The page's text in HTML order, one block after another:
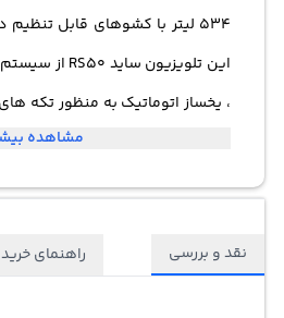
534 لیتر با کشوهای قابل
، یخساز اتوماتیک به منظور تکه
چند گانه و نمایشگر لمسی بزرگ
فریزر از نوع اینورتر دیجیتال با
مشاهده
نقد و بررسی راهنمای خرید